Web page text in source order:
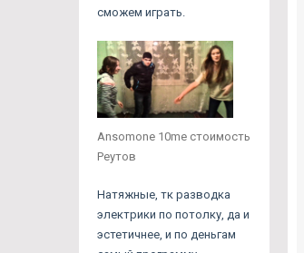
сможем играть.
Ansomone 10me стоимость
Реутов
Натяжные, тк разводка
электрики по потолку, да и
эстетичнее, и по деньгам